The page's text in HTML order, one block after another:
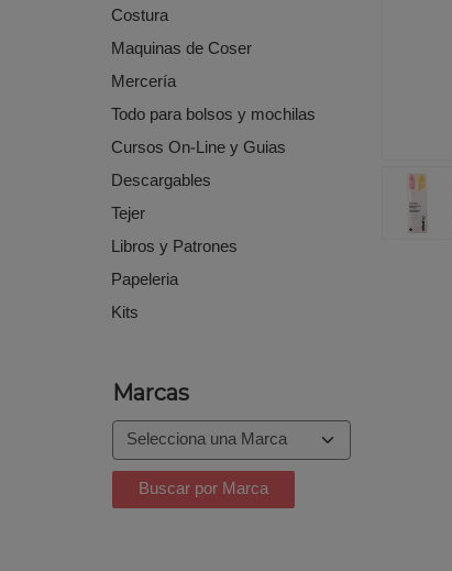
Costura
Maquinas de Coser
Mercería
Todo para bolsos y mochilas
Cursos On-Line y Guias
Descargables
Tejer
Libros y Patrones
Papeleria
Kits
Marcas